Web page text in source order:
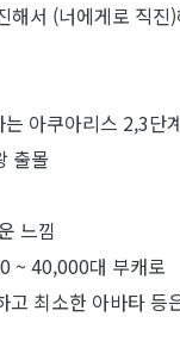
서 (너에게로 직진
아쿠아리스 2,3단
출몰
느낌
40,000대 부캐로
고 최소한 아바타